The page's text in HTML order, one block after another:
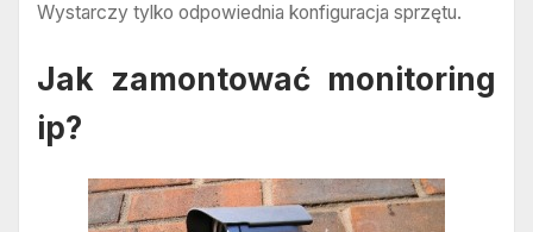
Wystarczy tylko odpowiednia konfiguracja sprzętu.
Jak zamontować monitoring
ip?